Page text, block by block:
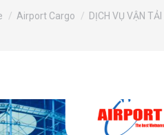
here:
Airport Cargo DỊCH VỤ VẬN TẢI